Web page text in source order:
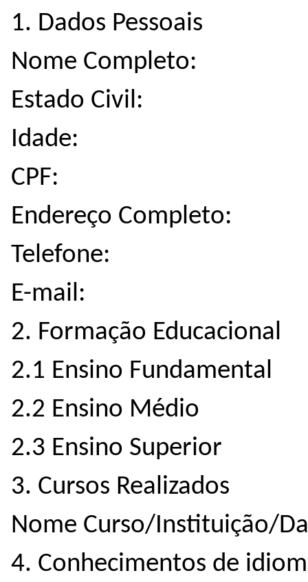
1. Dados Pessoais
Nome Completo:
Estado Civil:
Idade:
CPF:
Endereço Completo:
Telefone:
E-mail:
2. Formação Educacional
2.1 Ensino Fundamental
2.2 Ensino Médio
2.3 Ensino Superior
3. Cursos Realizados
Nome Curso/Instituição/
4. Conhecimentos de